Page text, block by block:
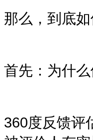
那么，到底
首先：为什么
360度反馈评